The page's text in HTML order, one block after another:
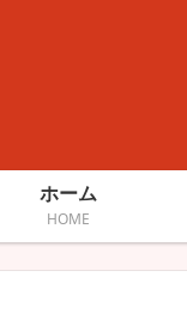
ホーム
HOME